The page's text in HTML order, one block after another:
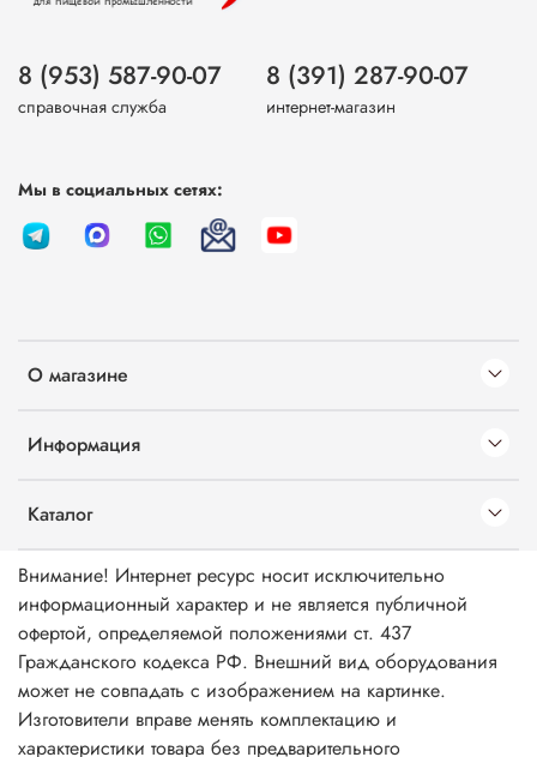
О магазине
Информация
Каталог
8 (953) 587-90-07
справочная служба
8 (391) 287-90-07
интернет-магазин
Мы в социальных сетях:
Внимание! Интернет ресурс носит исключительно
информационный характер и не является публичной
офертой, определяемой положениями ст. 437
Гражданского кодекса РФ. Внешний вид оборудования
может не совпадать с изображением на картинке.
Изготовители вправе менять комплектацию и
характеристики товара без предварительного